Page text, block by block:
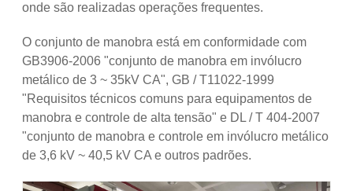
onde são realizadas operações frequentes.
O conjunto de manobra está em conformidade com
GB3906-2006 "conjunto de manobra em invólucro
metálico de 3 ~ 35kV CA", GB / T11022-1999
"Requisitos técnicos comuns para equipamentos de
manobra e controle de alta tensão" e DL / T 404-2007
"conjunto de manobra e controle em invólucro metálico
de 3,6 kV ~ 40,5 kV CA e outros padrões.